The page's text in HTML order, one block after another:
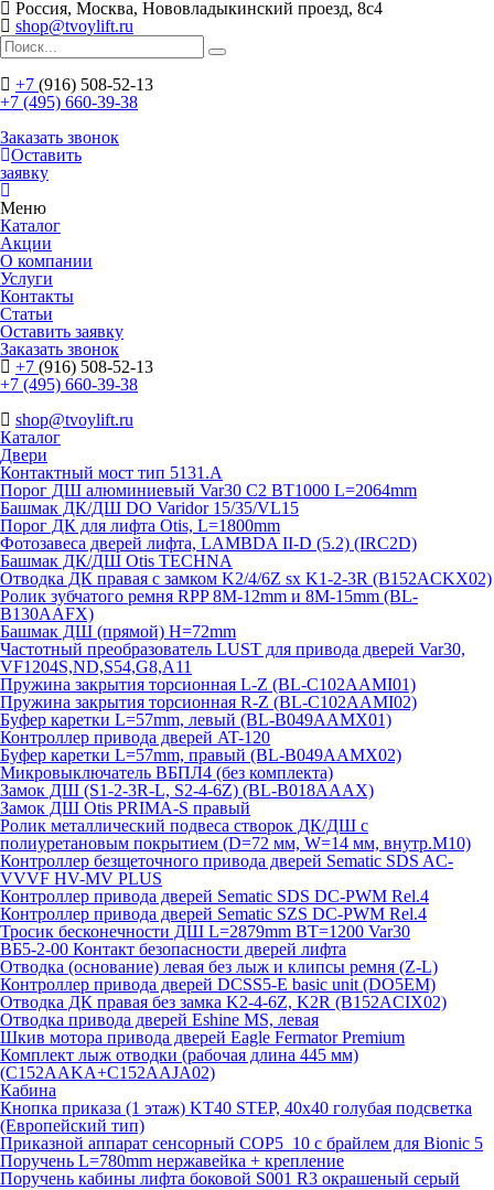
Россия, Москва, Нововладыкинский проезд, 8с4
shop@tvoylift.ru
+7 (916) 508-52-13
+7 (495) 660-39-38
Заказать звонок
Оставить
заявку
Меню
Каталог
Акции
О компании
Услуги
Контакты
Статьи
Оставить заявку
Заказать звонок
+7 (916) 508-52-13
+7 (495) 660-39-38
shop@tvoylift.ru
Каталог
Двери
Контактный мост тип 5131.A
Порог ДШ алюминиевый Var30 C2 BT1000 L=2064mm
Башмак ДК/ДШ DO Varidor 15/35/VL15
Порог ДК для лифта Otis, L=1800mm
Фотозавеса дверей лифта, LAMBDA II-D (5.2) (IRC2D)
Башмак ДК/ДШ Otis TECHNA
Отводка ДК правая с замком K2/4/6Z sx K1-2-3R (B152ACKX02)
Ролик зубчатого ремня RPP 8M-12mm и 8M-15mm (BL-
B130AAFX)
Башмак ДШ (прямой) H=72mm
Частотный преобразователь LUST для привода дверей Var30,
VF1204S,ND,S54,G8,A11
Пружина закрытия торсионная L-Z (BL-C102AAMI01)
Пружина закрытия торсионная R-Z (BL-C102AAMI02)
Буфер каретки L=57mm, левый (BL-B049AAMX01)
Контроллер привода дверей AT-120
Буфер каретки L=57mm, правый (BL-B049AAMX02)
Микровыключатель ВБПЛ4 (без комплекта)
Замок ДШ (S1-2-3R-L, S2-4-6Z) (BL-B018AAAX)
Замок ДШ Otis PRIMA-S правый
Ролик металлический подвеса створок ДК/ДШ с
полиуретановым покрытием (D=72 мм, W=14 мм, внутр.М10)
Контроллер безщеточного привода дверей Sematiс SDS AC-
VVVF HV-MV PLUS
Контроллер привода дверей Sematic SDS DC-PWM Rel.4
Контроллер привода дверей Sematic SZS DC-PWM Rel.4
Тросик бесконечности ДШ L=2879mm BT=1200 Var30
ВБ5-2-00 Контакт безопасности дверей лифта
Отводка (основание) левая без лыж и клипсы ремня (Z-L)
Контроллер привода дверей DCSS5-E basic unit (DO5EM)
Отводка ДК правая без замка K2-4-6Z, K2R (B152ACIX02)
Отводка привода дверей Eshine MS, левая
Шкив мотора привода дверей Eagle Fermator Premium
Комплект лыж отводки (рабочая длина 445 мм)
(C152AAKA+C152AAJA02)
Кабина
Кнопка приказа (1 этаж) KT40 STEP, 40х40 голубая подсветка
(Европейский тип)
Приказной аппарат сенсорный COP5_10 с брайлем для Bionic 5
Поручень L=780mm нержавейка + крепление
Поручень кабины лифта боковой S001 R3 окрашеный серый